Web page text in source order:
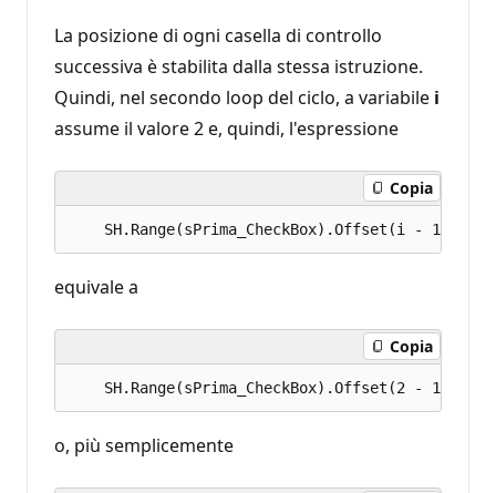
La posizione di ogni casella di controllo
successiva è stabilita dalla stessa istruzione.
Quindi, nel secondo loop del ciclo, a variabile i
assume il valore 2 e, quindi, l'espressione
Copia
equivale a
Copia
o, più semplicemente